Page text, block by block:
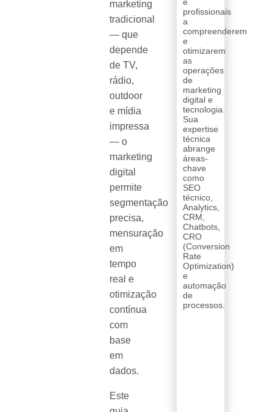
marketing
tradicional
— que
depende
de TV,
rádio,
outdoor
e mídia
impressa
— o
marketing
digital
permite
segmentação
precisa,
mensuração
em
tempo
real e
otimização
contínua
com
base
em
dados.
Este
e
profissionais
a
compreenderem
e
otimizarem
as
operações
de
marketing
digital e
tecnologia.
Sua
expertise
técnica
abrange
áreas-
chave
como
SEO
técnico,
Analytics,
CRM,
Chatbots,
CRO
(Conversion
Rate
Optimization)
e
automação
de
processos.